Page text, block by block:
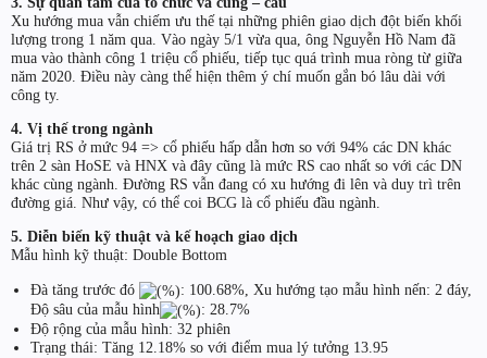
Xu hướng mua vẫn chiếm ưu thế tại những phiên giao dịch đột biến khối
lượng trong 1 năm qua. Vào ngày 5/1 vừa qua, ông Nguyễn Hồ Nam đã
mua vào thành công 1 triệu cổ phiếu, tiếp tục quá trình mua ròng từ giữa
năm 2020. Điều này càng thể hiện thêm ý chí muốn gắn bó lâu dài với
công ty.
4. Vị thế trong ngành
Giá trị RS ở mức 94 => cổ phiếu hấp dẫn hơn so với 94% các DN khác
trên 2 sàn HoSE và HNX và đây cũng là mức RS cao nhất so với các DN
khác cùng ngành. Đường RS vẫn đang có xu hướng đi lên và duy trì trên
đường giá. Như vậy, có thể coi BCG là cổ phiếu đầu ngành.
5. Diễn biến kỹ thuật và kế hoạch giao dịch
Mẫu hình kỹ thuật: Double Bottom
Đà tăng trước đó
: 100.68%, Xu hướng tạo mẫu hình nến: 2 đáy,
Độ sâu của mẫu hình
: 28.7%
Độ rộng của mẫu hình: 32 phiên
Trạng thái: Tăng 12.18% so với điểm mua lý tưởng 13.95